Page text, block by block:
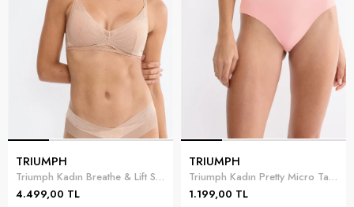
TRIUMPH
Triumph Kadın Breathe & Lift Smart PU Sütyen Bej
4.499,00 TL
TRIUMPH
Triumph Kadın Pretty Micro Tai Külot
1.199,00 TL